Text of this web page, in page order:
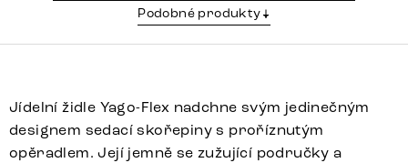
Podobné produkty
Jídelní židle Yago-Flex nadchne svým jedinečným
designem sedací skořepiny s proříznutým
opěradlem. Její jemně se zužující područky a